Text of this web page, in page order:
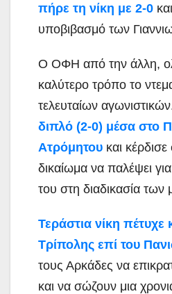
πήρε τη νίκη με 2-0
υποβιβασμό των
Ο ΟΦΗ από την άλλη,
καλύτερο τρόπο το
τελευταίων
διπλό (2-0) μέσα στο
Ατρόμητου και
δικαίωμα να παλέψει
του στη διαδικασία των
Τεράστια νίκη πέτυχε
Τρίπολης επί του
τους Αρκάδες να
και να σώζουν μια